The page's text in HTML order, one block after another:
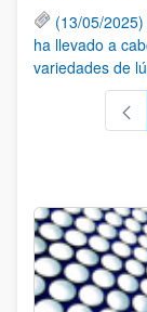
(13/05/
ha llevado a
variedades de